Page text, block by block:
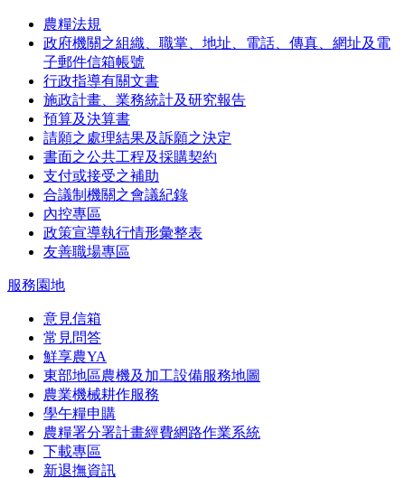
農糧法規
政府機關之組織、職掌、地址、電話、傳真、網址及電
子郵件信箱帳號
行政指導有關文書
施政計畫、業務統計及研究報告
預算及決算書
請願之處理結果及訴願之決定
書面之公共工程及採購契約
支付或接受之補助
合議制機關之會議紀錄
內控專區
政策宣導執行情形彙整表
友善職場專區
服務園地
意見信箱
常見問答
鮮享農YA
東部地區農機及加工設備服務地圖
農業機械耕作服務
學午糧申購
農糧署分署計畫經費網路作業系統
下載專區
新退撫資訊